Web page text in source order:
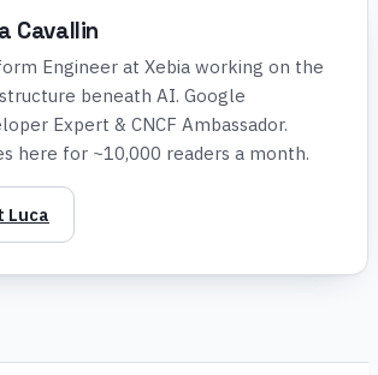
Cavallin
Engineer at Xebia working on the
beneath AI. Google
Expert & CNCF Ambassador.
here for ~10,000 readers a month.
Luca